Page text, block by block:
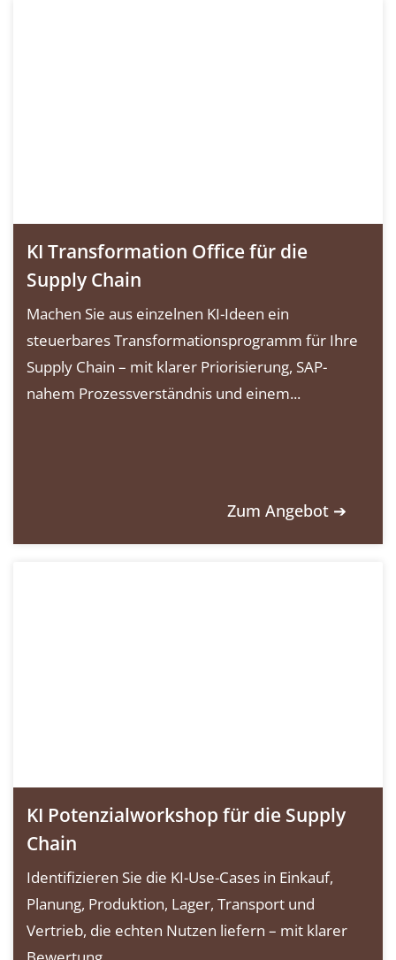
KI Transformation Office für die
Supply Chain
Machen Sie aus einzelnen KI-Ideen ein
steuerbares Transformationsprogramm für Ihre
Supply Chain – mit klarer Priorisierung, SAP-
nahem Prozessverständnis und einem...
Zum Angebot ➔
KI Potenzialworkshop für die Supply
Chain
Identifizieren Sie die KI-Use-Cases in Einkauf,
Planung, Produktion, Lager, Transport und
Vertrieb, die echten Nutzen liefern – mit klarer